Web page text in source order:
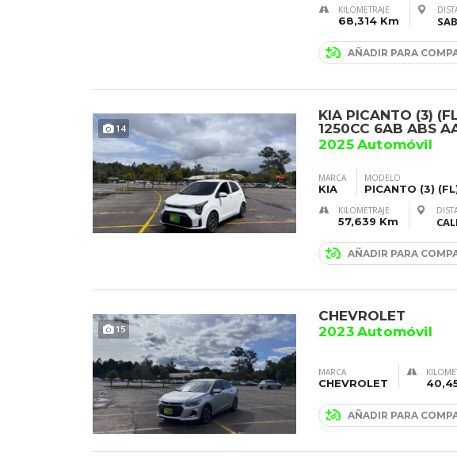
KILOMETRAJE
68,314 Km
AÑADIR PARA
14
KIA PICANTO (3)
1250CC 6AB ABS
2025 Automóvil
MARCA
KIA
MODELO
PICANTO (3)
KILOMETRAJE
57,639 Km CALI
AÑADIR PARA
15
CHEVROLET
2023 Automóvil
MARCA
CHEVROLET
AÑADIR PARA